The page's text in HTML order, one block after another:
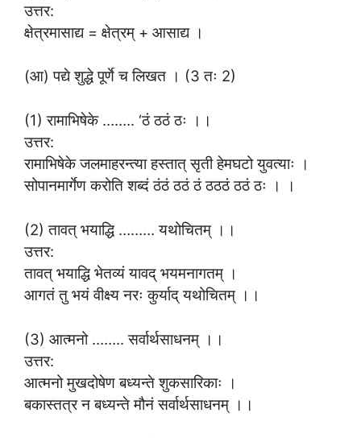
उत्तर:
क्षेत्रमासाद्य = क्षेत्रम् + आसाद्य ।
(आ) पद्ये शुद्धे पूर्णे च लिखत । (3 तः 2)
(1) रामाभिषेके …….. ‘ठं ठठं ठः ।।
उत्तर:
रामाभिषेके जलमाहरन्त्या हस्तात् सृती हेमघटो युवत्याः ।
सोपानमार्गेण करोति शब्दं ठंठं ठठं ठं ठठठं ठठं ठः । ।
(2) तावत् भयाद्धि ……… यथोचितम् ।।
उत्तर:
तावत् भयाद्धि भेतव्यं यावद् भयमनागतम् ।
आगतं तु भयं वीक्ष्य नरः कुर्याद् यथोचितम् ।।
(3) आत्मनो …….. सर्वार्थसाधनम् ।।
उत्तर:
आत्मनो मुखदोषेण बध्यन्ते शुकसारिकाः ।
बकास्तत्र न बध्यन्ते मौनं सर्वार्थसाधनम् ।।